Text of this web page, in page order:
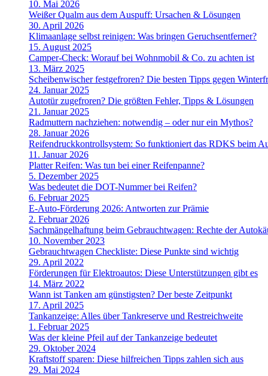
10. Mai 2026
Weißer Qualm aus dem Auspuff: Ursachen & Lösungen
30. April 2026
Klimaanlage selbst reinigen: Was bringen Geruchsentferner?
15. August 2025
Camper-Check: Worauf bei Wohnmobil & Co. zu achten ist
13. März 2025
Scheibenwischer festgefroren? Die besten Tipps gegen
24. Januar 2025
Autotür zugefroren? Die größten Fehler, Tipps & Lösungen
21. Januar 2025
Radmuttern nachziehen: notwendig – oder nur ein Mythos?
28. Januar 2026
Reifendruckkontrollsystem: So funktioniert das RDKS beim
11. Januar 2026
Platter Reifen: Was tun bei einer Reifenpanne?
5. Dezember 2025
Was bedeutet die DOT-Nummer bei Reifen?
6. Februar 2025
E-Auto-Förderung 2026: Antworten zur Prämie
2. Februar 2026
Sachmängelhaftung beim Gebrauchtwagen: Rechte der
10. November 2023
Gebrauchtwagen Checkliste: Diese Punkte sind wichtig
29. April 2022
Förderungen für Elektroautos: Diese Unterstützungen gibt es
14. März 2022
Wann ist Tanken am günstigsten? Der beste Zeitpunkt
17. April 2025
Tankanzeige: Alles über Tankreserve und Restreichweite
1. Februar 2025
Was der kleine Pfeil auf der Tankanzeige bedeutet
29. Oktober 2024
Kraftstoff sparen: Diese hilfreichen Tipps zahlen sich aus
29. Mai 2024